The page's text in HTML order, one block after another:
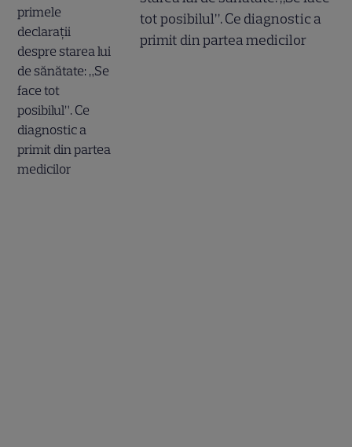
tot posibilul”. Ce diagnostic a
primit din partea medicilor